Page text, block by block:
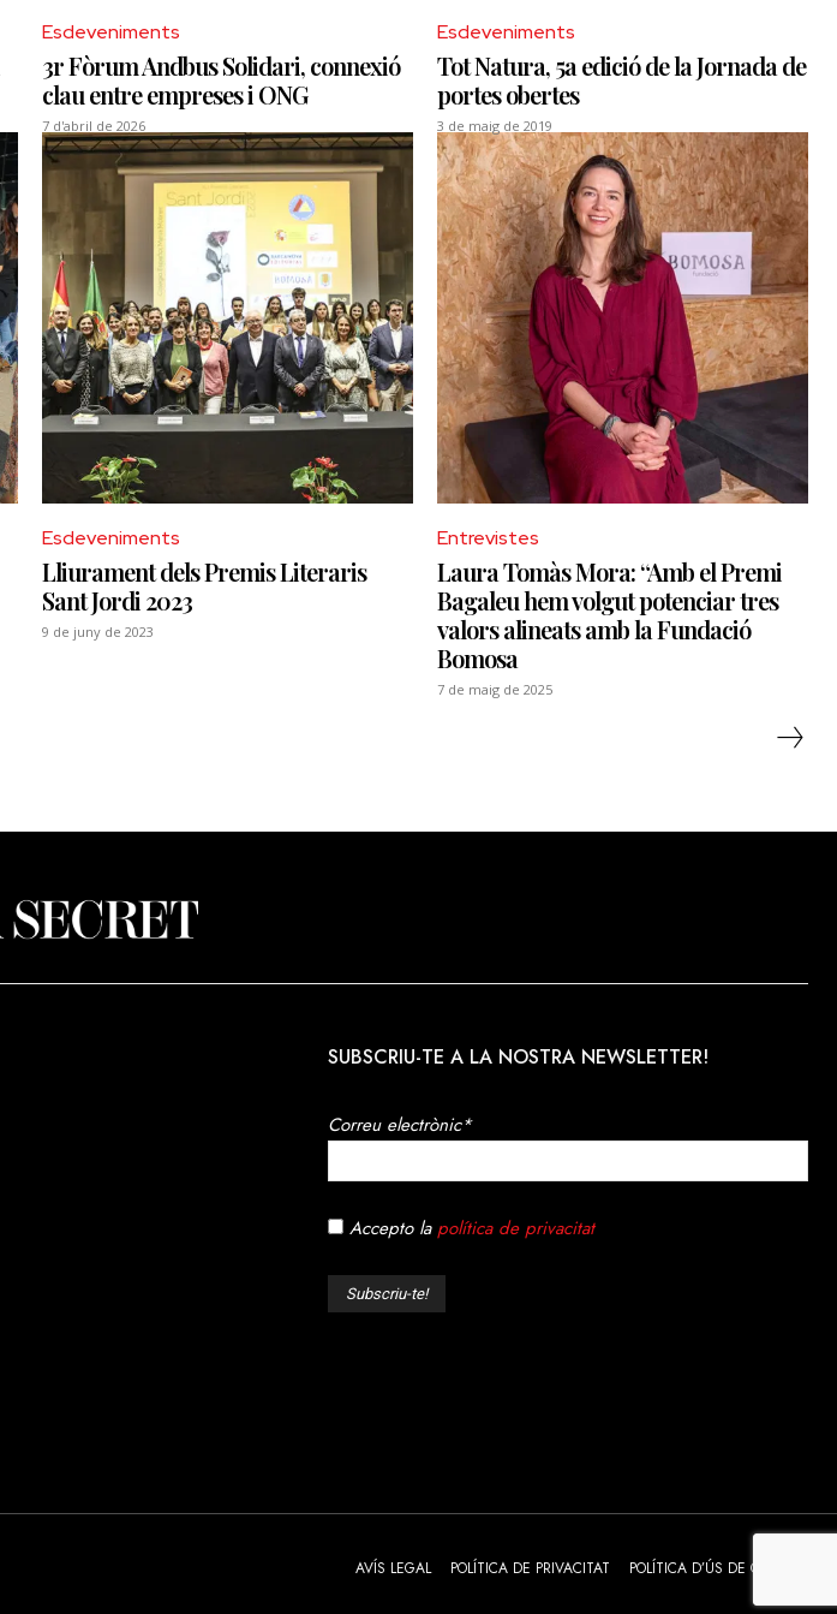
Esdeveniments
3r Fòrum Andbus Solidari, connexió
clau entre empreses i ONG
7 d'abril de 2026
Esdeveniments
Tot Natura, 5a edició de la Jornada de
portes obertes
3 de maig de 2019
Esdeveniments
Lliurament dels Premis Literaris
Sant Jordi 2023
9 de juny de 2023
Entrevistes
Laura Tomàs Mora: “Amb el Premi
Bagaleu hem volgut potenciar tres
valors alineats amb la Fundació
Bomosa
7 de maig de 2025
SUBSCRIU-TE A LA NOSTRA NEWSLETTER!
Correu electrònic*
Accepto la política de privacitat
AVÍS LEGAL POLÍTICA DE PRIVACITAT POLÍTICA D’ÚS DE COOKIES